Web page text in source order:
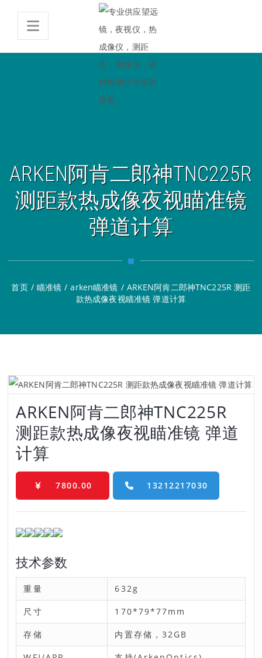
ARKEN阿肯二郎神TNC225R
测距款热成像夜视瞄准镜
弹道计算
首页 / 瞄准镜 / arken瞄准镜 / ARKEN阿肯二郎神TNC225R 测距
款热成像夜视瞄准镜 弹道计算
ARKEN阿肯二郎神TNC225R
测距款热成像夜视瞄准镜 弹道
计算
7800.00 13212217030
技术参数
重量 632g
尺寸 170*79*77mm
存储 内置存储，32GB